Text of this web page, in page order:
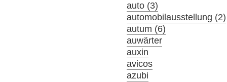
auto (3)
automobilausstellung (2)
autum (6)
auwärter
auxin
avicos
azubi